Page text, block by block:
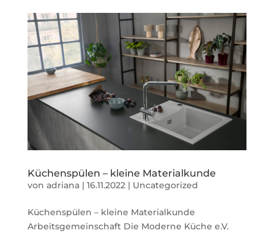
Küchenspülen – kleine Materialkunde
von adriana| 16.11.2022| Uncategorized
Küchenspülen – kleine Materialkunde
Arbeitsgemeinschaft Die Moderne Küche e.V.